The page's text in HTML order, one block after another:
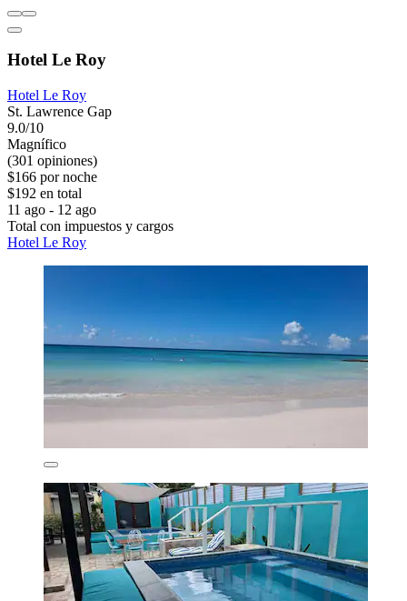
Hotel Le Roy
Hotel Le Roy
St. Lawrence Gap
9.0/10
Magnífico
(301 opiniones)
$166 por noche
$192 en total
11 ago - 12 ago
Total con impuestos y cargos
Hotel Le Roy